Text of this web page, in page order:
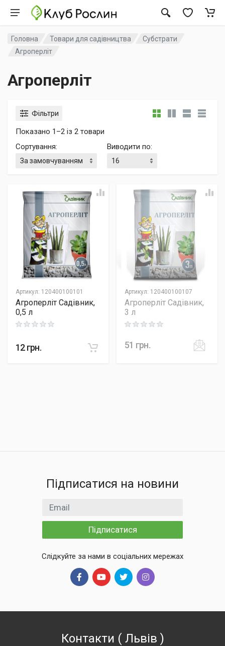
Головна Товари для садівництва
Субстрати
Агроперліт
Агроперліт
Фільтри
Показано 1–2 із 2 товари
Сортування: Виводити по:
Артикул: 120400100101
Агроперліт Садівник,
0,5 л
Rating: 0 out of 5
12 грн.
Артикул: 120400100107
Агроперліт Садівник,
3 л
Rating: 0 out of 5
51 грн.
Підписатися на новини
Email
Підписатися
Слідкуйте за нами в соціальних мережах
Контакти ( Львів )